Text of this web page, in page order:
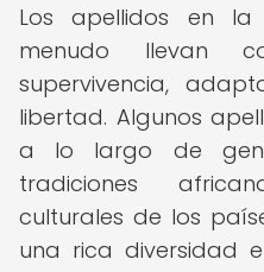
Los apellidos en
menudo llevan
supervivencia,
libertad. Algunos
a lo largo de
tradiciones
culturales de los
una rica diversidad